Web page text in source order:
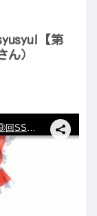
【第
ん）